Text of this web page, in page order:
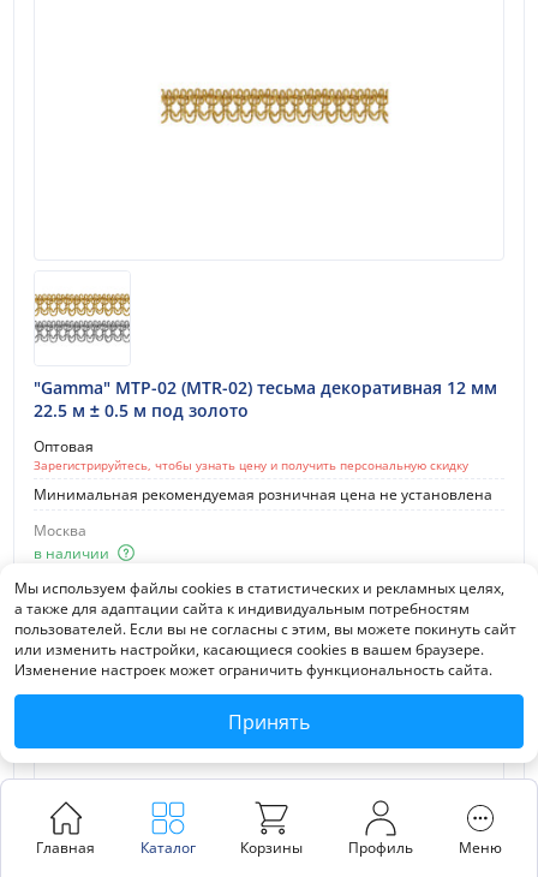
"Gamma" МТР-02 (MTR-02) тесьма декоративная 12 мм
22.5 м ± 0.5 м под золото
Оптовая
Зарегистрируйтесь, чтобы узнать цену и получить персональную скидку
Минимальная рекомендуемая розничная цена не установлена
Москва
в наличии
Посмотреть В корзину
Главная Каталог Корзины Профиль Меню
Мы используем файлы cookies в статистических и рекламных целях,
а также для адаптации сайта к индивидуальным потребностям
пользователей. Если вы не согласны с этим, вы можете покинуть сайт
или изменить настройки, касающиеся cookies в вашем браузере.
Изменение настроек может ограничить функциональность сайта.
Принять